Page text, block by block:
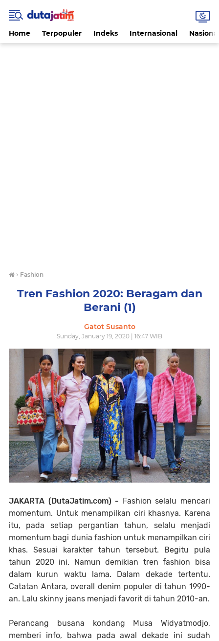
Home Terpopuler Indeks Internasional
› Fashion
Tren Fashion 2020: Beragam dan
Berani (1)
Gatot Susanto
Sunday, January 19, 2020 | 16:47 WIB
JAKARTA (DutaJatim.com) - Fashion selalu mencari
momentum. Untuk menampilkan ciri khasnya. Karena
itu, pada setiap pergantian tahun, selalu menjadi
momentum bagi dunia fashion untuk menampilkan ciri
khas. Sesuai karakter tahun tersebut. Begitu pula
tahun 2020 ini. Namun demikian tren fashion bisa
dalam kurun waktu lama. Dalam dekade tertentu.
Catatan Antara, overall denim populer di tahun 1990-
an. Lalu skinny jeans menjadi favorit di tahun 2010-an.
Perancang busana kondang Musa Widyatmodjo,
memberi info, bahwa pada awal dekade ini sudah